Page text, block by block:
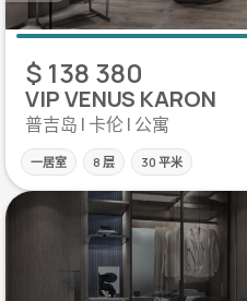
$ 138 380
VIP VENUS KARON
普吉岛 | 卡伦 | 公寓
一居室 8 层 30 平米